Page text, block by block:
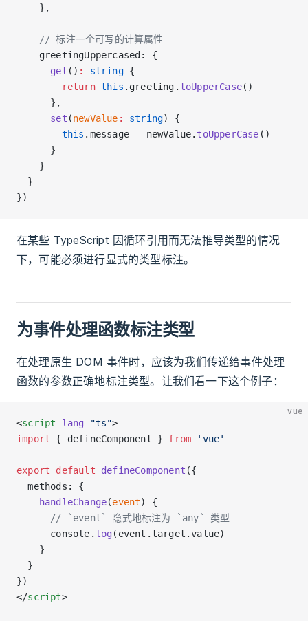
    },
    // 标注一个可写的计算属性
    greetingUppercased: {
      get
() : string {
        return
this .greeting. toUpperCase()
      },
      set
(newValue : string) {
        this
.message = newValue. toUpperCase ()
      }
    }
  }
})
在某些 TypeScript 因循环引用而无法推导类型的情况
下，可能必须进行显式的类型标注。
为事件处理函数标注类型
在处理原生 DOM 事件时，应该为我们传递给事件处理
函数的参数正确地标注类型。让我们看一下这个例子：
vue
<script lang="ts">
import { defineComponent } from 'vue'
export default defineComponent ({
  methods: {
    handleChange
(event) {
      // `event` 隐式地标注为 `any` 类型
      console.
log (event.target.value)
    }
  }
})
</script>